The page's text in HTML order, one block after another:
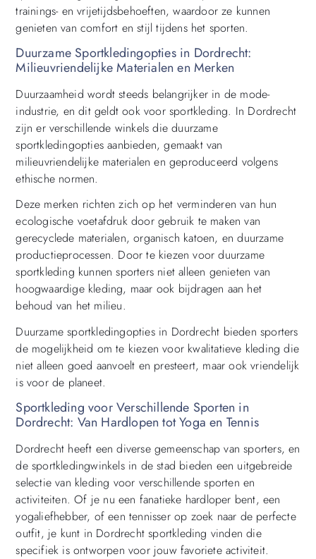
trainings- en vrijetijdsbehoeften, waardoor ze kunnen
genieten van comfort en stijl tijdens het sporten.
Duurzame Sportkledingopties in Dordrecht:
Milieuvriendelijke Materialen en Merken
Duurzaamheid wordt steeds belangrijker in de mode-
industrie, en dit geldt ook voor sportkleding. In Dordrecht
zijn er verschillende winkels die duurzame
sportkledingopties aanbieden, gemaakt van
milieuvriendelijke materialen en geproduceerd volgens
ethische normen.
Deze merken richten zich op het verminderen van hun
ecologische voetafdruk door gebruik te maken van
gerecyclede materialen, organisch katoen, en duurzame
productieprocessen. Door te kiezen voor duurzame
sportkleding kunnen sporters niet alleen genieten van
hoogwaardige kleding, maar ook bijdragen aan het
behoud van het milieu.
Duurzame sportkledingopties in Dordrecht bieden sporters
de mogelijkheid om te kiezen voor kwalitatieve kleding die
niet alleen goed aanvoelt en presteert, maar ook vriendelijk
is voor de planeet.
Sportkleding voor Verschillende Sporten in
Dordrecht: Van Hardlopen tot Yoga en Tennis
Dordrecht heeft een diverse gemeenschap van sporters, en
de sportkledingwinkels in de stad bieden een uitgebreide
selectie van kleding voor verschillende sporten en
activiteiten. Of je nu een fanatieke hardloper bent, een
yogaliefhebber, of een tennisser op zoek naar de perfecte
outfit, je kunt in Dordrecht sportkleding vinden die
specifiek is ontworpen voor jouw favoriete activiteit.